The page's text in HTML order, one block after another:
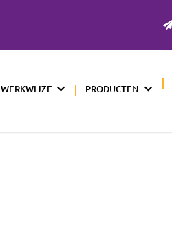
WERKWIJZE PRODUCTEN